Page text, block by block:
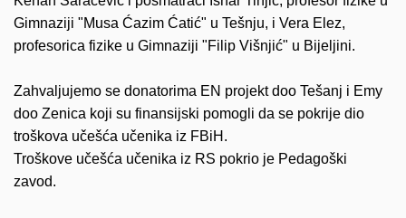
Gimnaziji "Musa Ćazim Ćatić" u Tešnju, i Vera Elez,
profesorica fizike u Gimnaziji "Filip Višnjić" u Bijeljini.
Zahvaljujemo se donatorima EN projekt doo Tešanj i Emy
doo Zenica koji su finansijski pomogli da se pokrije dio
troškova učešća učenika iz FBiH.
Troškove učešća učenika iz RS pokrio je Pedagoški
zavod.